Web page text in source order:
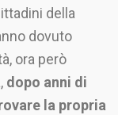
della
dovuto
ora però
dopo anni di
la propria